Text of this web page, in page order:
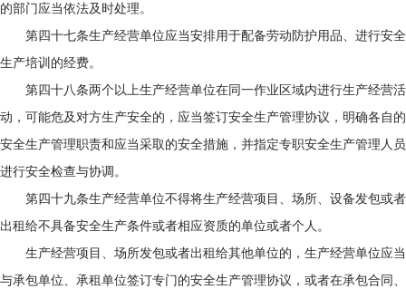
的部门应当依法及时处理。
第四十七条生产经营单位应当安排用于配备劳动防护用品、进行安全
生产培训的经费。
第四十八条两个以上生产经营单位在同一作业区域内进行生产经营活
动，可能危及对方生产安全的，应当签订安全生产管理协议，明确各自的
安全生产管理职责和应当采取的安全措施，并指定专职安全生产管理人员
进行安全检查与协调。
第四十九条生产经营单位不得将生产经营项目、场所、设备发包或者
出租给不具备安全生产条件或者相应资质的单位或者个人。
生产经营项目、场所发包或者出租给其他单位的，生产经营单位应当
与承包单位、承租单位签订专门的安全生产管理协议，或者在承包合同、